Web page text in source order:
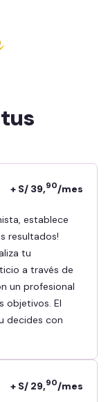
+ S/ 39,90/mes
resultados!
tu
a través de
un profesional
objetivos. El
decides con
+ S/ 29,90/mes